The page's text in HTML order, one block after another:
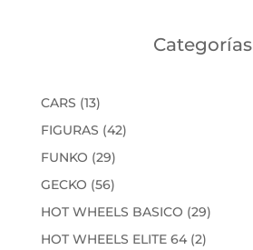
Categorías
CARS 1313
productos
FIGURAS 4242
FUNKO 2929
productos
GECKO 5656
productos
HOT WHEELS BASICO 2929
HOT WHEELS ELITE 64 22